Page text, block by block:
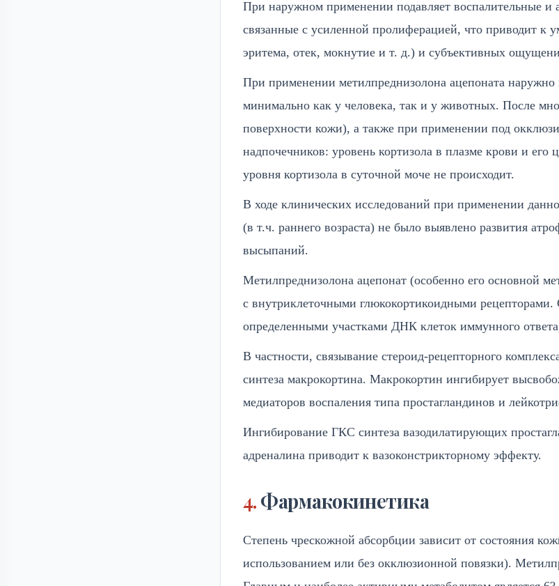
При наружном применении подавляет воспалительные и
связанные с усиленной пролиферацией, что приводит
эритема, отек, мокнутие и т. д.) и субъективных
При применении метилпреднизолона ацепоната
минимально как у человека, так и у животных. После
поверхности кожи), а также при применении под
надпочечников: уровень кортизола в плазме крови и
уровня кортизола в суточной моче не происходит.
В ходе клинических исследований при применении
(в т.ч. раннего возраста) не было выявлено развития
высыпаний.
Метилпреднизолона ацепонат (особенно его основной
с внутриклеточными глюкокортикоидными рецепторами.
определенными участками ДНК клеток иммунного
В частности, связывание стероид-рецепторного
синтеза макрокортина. Макрокортин ингибирует
медиаторов воспаления типа простагландинов и
Ингибирование ГКС синтеза вазодилатирующих
адреналина приводит к вазоконстрикторному эффекту.
Фармакокинетика
Степень чрескожной абсорбции зависит от состояния
использованием или без окклюзионной повязки).